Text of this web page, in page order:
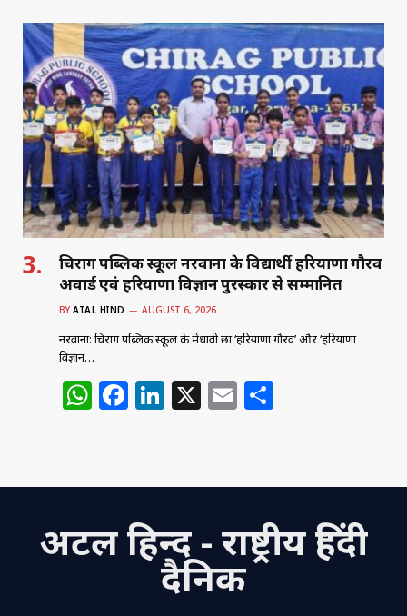
at
s
A
p
p
c
e
b
o
o
k
k
e
dI
n
ai
l
ar
e
चिराग पब्लिक स्कूल नरवाना के विद्यार्थी हरियाणा गौरव
अवार्ड एवं हरियाणा विज्ञान पुरस्कार से सम्मानित
BY ATAL HIND AUGUST 6, 2026
नरवाना: चिराग पब्लिक स्कूल के मेधावी छात्र ‘हरियाणा गौरव’ और ‘हरियाणा
विज्ञान…
W
s
p
p
F
e
o
o
Li
e
n
X E
l e
अटल हिन्द - राष्ट्रीय हिंदी
दैनिक